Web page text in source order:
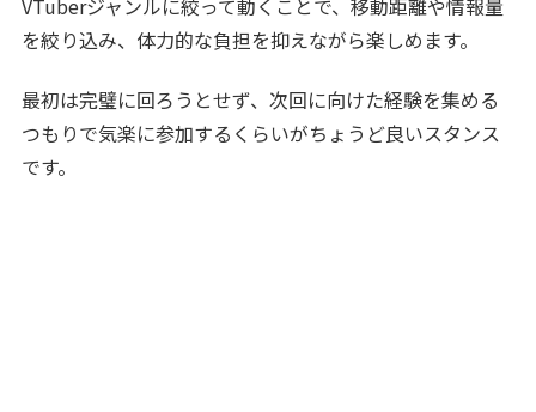
VTuberジャンルに絞って動くことで、移動距離や情報量
を絞り込み、体力的な負担を抑えながら楽しめます。
最初は完璧に回ろうとせず、次回に向けた経験を集める
つもりで気楽に参加するくらいがちょうど良いスタンス
です。